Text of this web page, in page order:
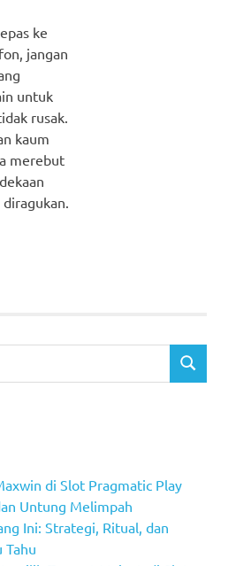
ke
jangan
untuk
rusak.
kaum
merebut
SEARCH
di Slot Pragmatic Play
Untung Melimpah
Ini: Strategi, Ritual, dan
Tahu